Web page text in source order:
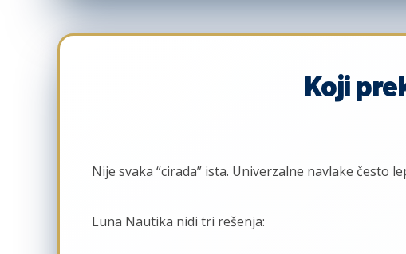
Koji
Nije svaka “cirada” ista. Univerzalne navlake često
Luna Nautika nidi tri rešenja: